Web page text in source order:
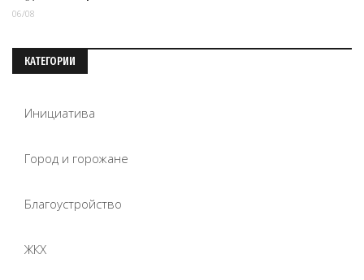
06/08
КАТЕГОРИИ
Инициатива
Город и горожане
Благоустройство
ЖКХ